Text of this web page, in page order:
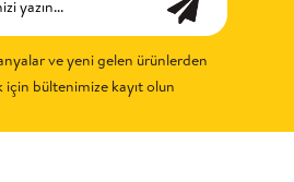
ve yeni gelen ürünlerden
bültenimize kayıt olun